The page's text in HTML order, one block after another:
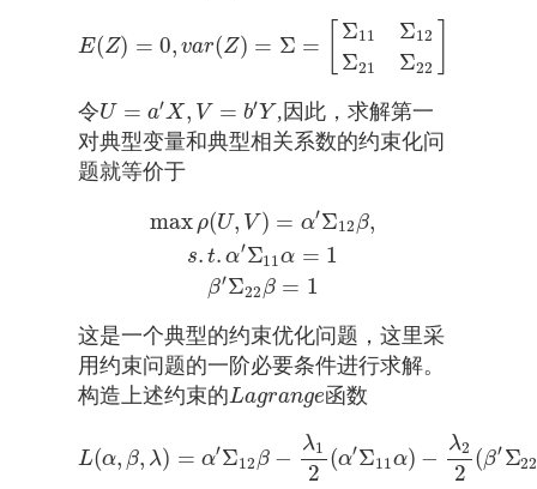
E(Z) = 0, var(Z) = Σ =
Σ11
Σ21
Σ12
Σ22
E( Z)=0, var(Z)=Σ=[ Σ11Σ 12Σ21 22]
令U = a′X, V = b′Y
U =a′ X,V= b′Y
,因此，求解第一
对典型变量和典型相关系数的约束化问
题就等价于
max ρ(U, V ) = α′Σ12β,
s. t. α′Σ11α = 1
β′Σ22β = 1
,V)=α′Σ12 β,s. .α Σ11α=1β
这是一个典型的约束优化问题，这里采
用约束问题的一阶必要条件进行求解。
构造上述约束的Lagrange
Lagrange 函数
L(α, β, λ) = α′Σ12β −
λ1
2
(α′Σ11α) −
λ2
2
(β′Σ22
L(α, β,λ)=α′Σ12 β− λ12(α′Σ11 α )−λ 22 (β′Σ22β−1